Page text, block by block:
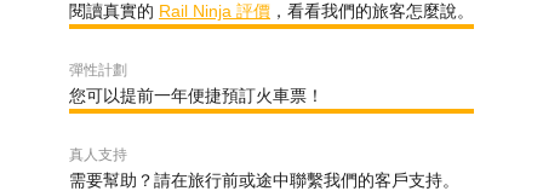
閱讀真實的 Rail Ninja 評價 ，看看我們的旅客怎麼說。
彈性計劃
您可以提前一年便捷預訂火車票！
真人支持
需要幫助？請在旅行前或途中聯繫我們的客戶支持。